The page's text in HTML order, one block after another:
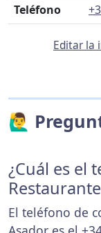
Teléfono
Editar la
🙋‍♂️
¿Cuál es el
El teléfono de